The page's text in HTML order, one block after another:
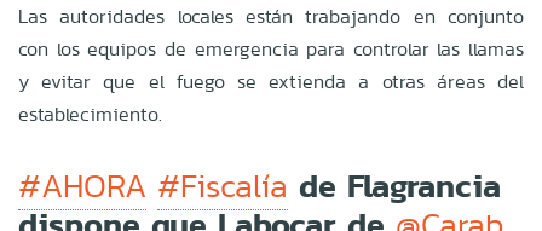
Las autoridades locales están trabajando en conjunto
con los equipos de emergencia para controlar las llamas
y evitar que el fuego se extienda a otras áreas del
establecimiento.
#AHORA #Fiscalía de Flagrancia